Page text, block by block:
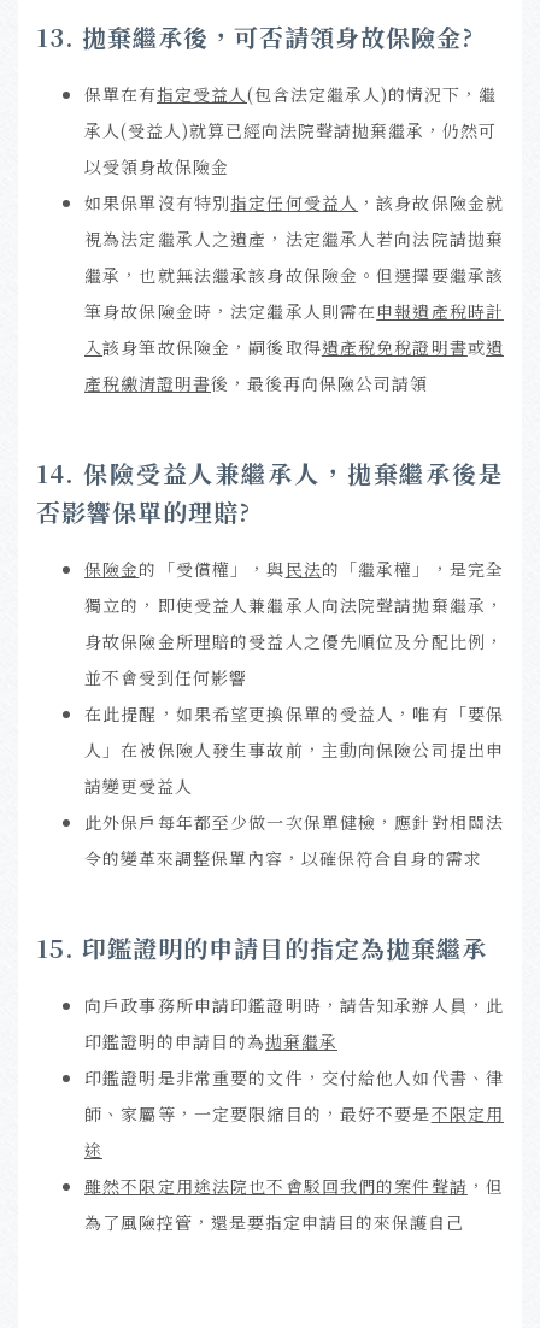
13. 拋棄繼承後，可否請領身故保險金?
保單在有指定受益人 (包含法定繼承人)的情況下，繼
承人(受益人)就算已經向法院聲請拋棄繼承，仍然可
以受領身故保險金
如果保單沒有特別指定任何受益人 ，該身故保險金就
視為法定繼承人之遺產，法定繼承人若向法院請拋棄
繼承，也就無法繼承該身故保險金。但選擇要繼承該
筆身故保險金時，法定繼承人則需在 申報遺產稅時計
入該身筆故保險金，嗣後取得遺產稅免稅證明書或遺
產稅繳清證明書後，最後再向保險公司請領
14. 保險受益人兼繼承人，拋棄繼承後是
否影響保單的理賠?
保險金的「受償權」，與民法的「繼承權」，是完全
獨立的，即使受益人兼繼承人向法院聲請拋棄繼承，
身故保險金所理賠的受益人之優先順位及分配比例，
並不會受到任何影響
在此提醒，如果希望更換保單的受益人，唯有「要保
人」在被保險人發生事故前，主動向保險公司提出申
請變更受益人
此外保戶每年都至少做一次保單健檢，應針對相關法
令的變革來調整保單內容，以確保符合自身的需求
15. 印鑑證明的申請目的指定為拋棄繼承
向戶政事務所申請印鑑證明時，請告知承辦人員，此
印鑑證明的申請目的為拋棄繼承
印鑑證明是非常重要的文件，交付給他人如代書、律
師、家屬等，一定要限縮目的，最好不要是不限定用
途
雖然不限定用途法院也不會駁回我們的案件聲請 ，但
為了風險控管，還是要指定申請目的來保護自己